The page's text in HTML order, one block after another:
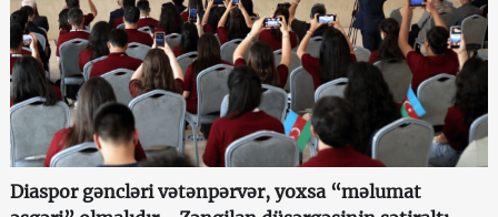
Diaspor gəncləri vətənpərvər, yoxsa “məlumat